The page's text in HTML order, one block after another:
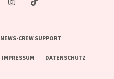
NEWS-CREW SUPPORT
IMPRESSUM DATENSCHUTZ